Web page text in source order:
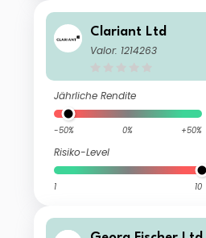
Clariant Ltd
Valor: 1214263
Jährliche Rendite
-50% 0% +50%
Risiko-Level
1 10